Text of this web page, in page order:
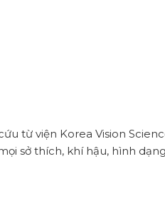
từ viện Korea Vision
sở thích, khí hậu, hình